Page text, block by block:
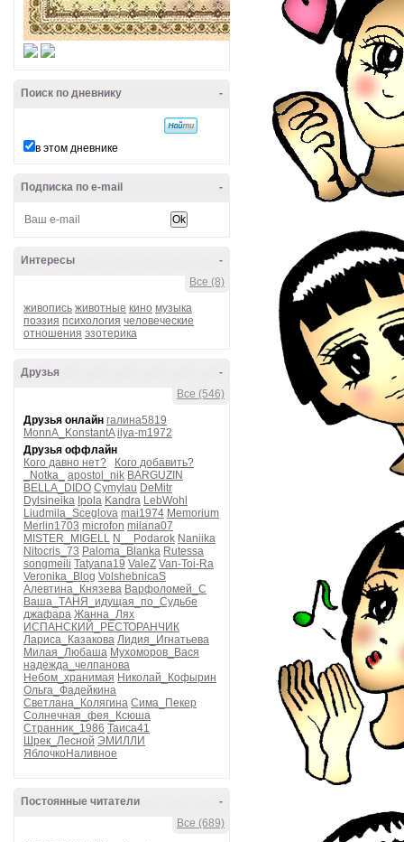
-
Поиск по дневнику
в этом дневнике
-
Подписка по e-mail
-
Интересы
Все (8)
живопись животные кино музыка
поэзия психология человеческие
отношения эзотерика
-
Друзья
Все (546)
Друзья онлайн галина5819
MonnA_KonstantA ilya-m1972
Друзья оффлайн
Кого давно нет?
Кого добавить?
_Notka_
apostol_nik BARGUZIN
BELLA_DIDO Cymylau DeMitr
Dylsineika Ipola Kandra LebWohl
Liudmila_Sceglova mai1974 Memorium
Merlin1703 microfon milana07
MISTER_MIGELL N__Podarok Naniika
Nitocris_73 Paloma_Blanka Rutessa
songmeili Tatyana19 ValeZ Van-Toi-Ra
Veronika_Blog VolshebnicaS
Алевтина_Князева Варфоломей_С
Ваша_ТАНЯ_идущая_по_Судьбе
джафара Жанна_Лях
ИСПАНСКИЙ_РЕСТОРАНЧИК
Лариса_Казакова Лидия_Игнатьева
Милая_Любаша Мухоморов_Вася
надежда_челпанова
Небом_хранимая Николай_Кофырин
Ольга_Фадейкина
Светлана_Колягина Сима_Пекер
Солнечная_фея_Ксюша
Странник_1986 Таиса41
Шрек_Лесной ЭМИЛЛИ
ЯблочкоНаливное
-
Постоянные читатели
Все (689)